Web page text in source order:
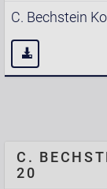
C. Bechstein
C.
20